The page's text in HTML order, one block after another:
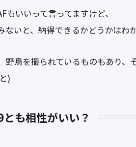
いいって言ってますけど、
いと、納得できるかどうかはわ
野鳥を撮られているものもあり
)
も相性がいい？